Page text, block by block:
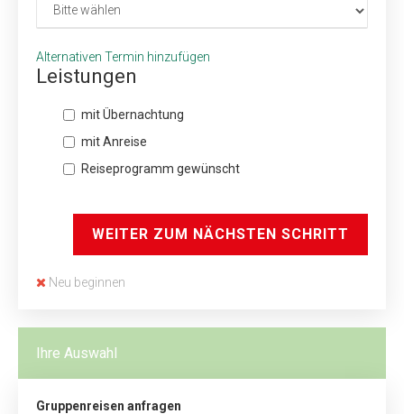
Alternativen Termin hinzufügen
Leistungen
mit Übernachtung
mit Anreise
Reiseprogramm gewünscht
WEITER ZUM NÄCHSTEN SCHRITT
Neu beginnen
Ihre Auswahl
Gruppenreisen anfragen